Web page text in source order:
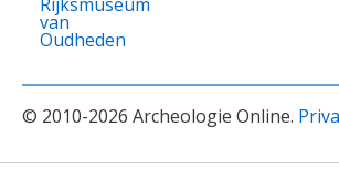
van
Oudheden
© 2010-2026 Archeologie Online.